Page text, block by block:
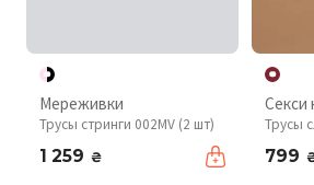
Мереживки
Трусы стринги 002MV (2 шт)
1 259 ₴
Секси
Трусы
799